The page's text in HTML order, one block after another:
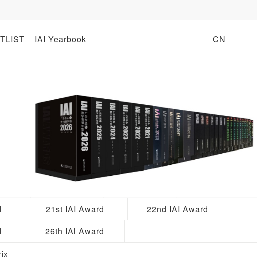
IAI Yearbook CN
21st IAI Award
22nd IAI Award
26th IAl Award